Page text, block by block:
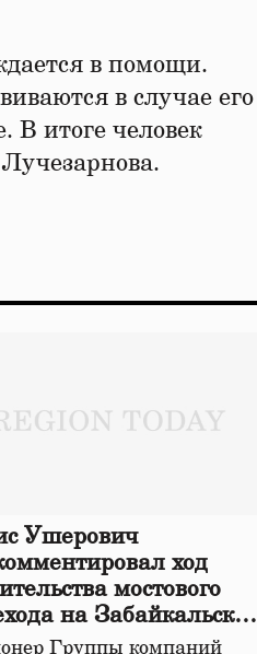
в помощи.
в случае его
В итоге человек
Ушерович
ход
мостового
на Забайкальской
дороге
Группы компаний